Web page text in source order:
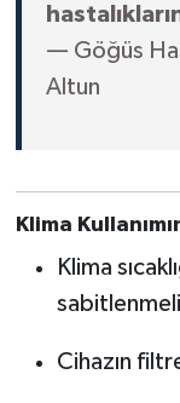
— Göğüs
Altun
Klima
Klima
sabitlenmeli
Cihazın